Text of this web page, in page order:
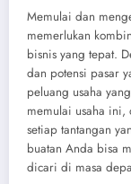
Memulai dan
memerlukan
bisnis yang tepat.
dan potensi pasar
peluang usaha
memulai usaha ini,
setiap tantangan
buatan Anda bisa
dicari di masa